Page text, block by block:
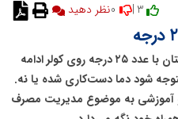
3 | نظر دهید
در تازه‌ترین قسمت این مجموعه، داستان با عدد ۲۵ درجه روی کولر ادامه
شود دما دست‌کاری شده یا نه.
آموزشی به موضوع مدیریت مصرف